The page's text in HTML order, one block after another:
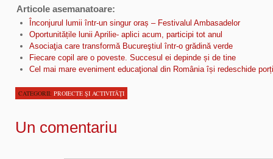
Articole asemanatoare:
Înconjurul lumii într-un singur oraș – Festivalul Ambasadelor
Oportunitățile lunii Aprilie- aplici acum, participi tot anul
Asociaţia care transformă Bucureştiul într-o grădină verde
Fiecare copil are o poveste. Succesul ei depinde și de tine
Cel mai mare eveniment educaţional din România își redeschide
CATEGORII: PROIECTE ŞI ACTIVITĂŢI
Un comentariu